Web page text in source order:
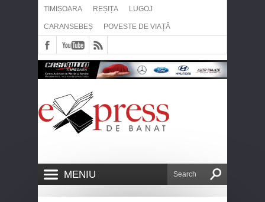
TIMIȘOARA REȘIȚA LUGOJ
CARANSEBEȘ POVESTE DE VIAȚĂ
MENIU